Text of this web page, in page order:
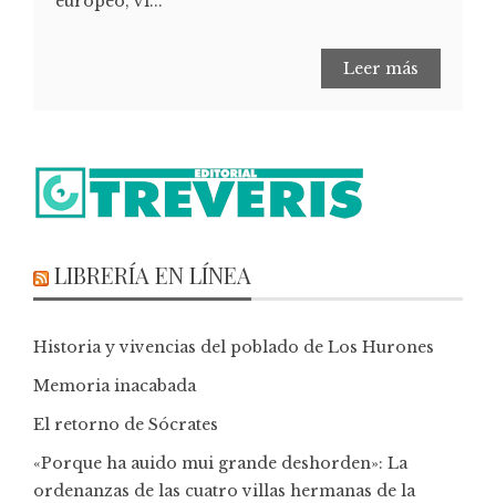
Leer más
LIBRERÍA EN LÍNEA
Historia y vivencias del poblado de Los Hurones
Memoria inacabada
El retorno de Sócrates
«Porque ha auido mui grande deshorden»: La
ordenanzas de las cuatro villas hermanas de la